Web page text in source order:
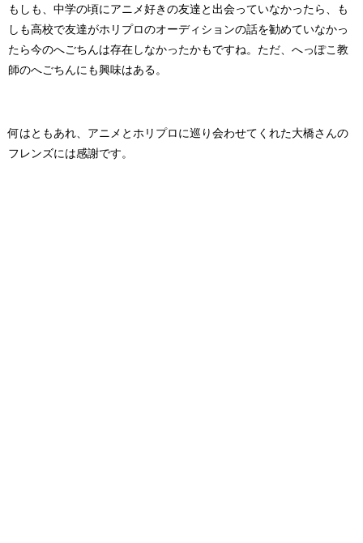
もしも、中学の頃にアニメ好きの友達と出会っていなかったら、も
しも高校で友達がホリプロのオーディションの話を勧めていなかっ
たら今のへごちんは存在しなかったかもですね。ただ、へっぽこ教
師のへごちんにも興味はある。
何はともあれ、アニメとホリプロに巡り会わせてくれた大橋さんの
フレンズには感謝です。